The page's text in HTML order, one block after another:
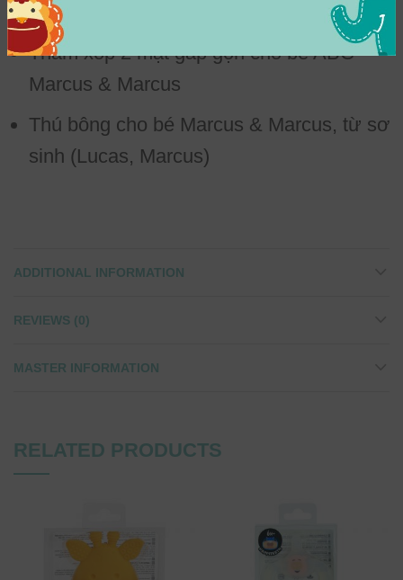
Pokey, Ollie, Willo, Lucas)
Thảm xốp 2 mặt gấp gọn cho bé ABC
Marcus & Marcus
Thú bông cho bé Marcus & Marcus, từ sơ
sinh (Lucas, Marcus)
ADDITIONAL INFORMATION
REVIEWS (0)
MASTER INFORMATION
RELATED PRODUCTS